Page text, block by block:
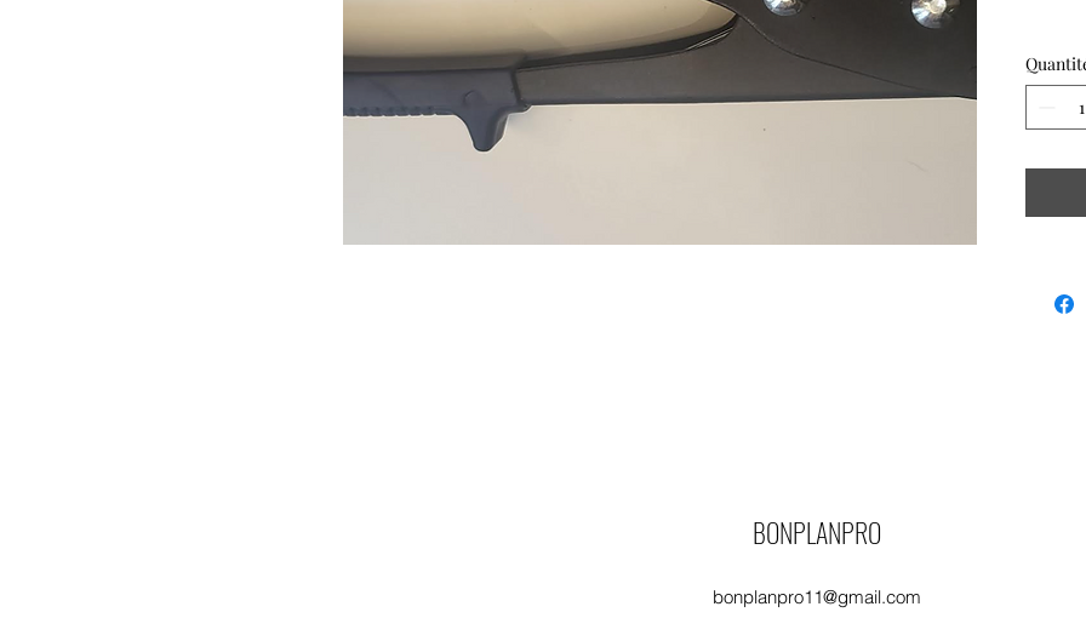
BONPLANPRO
bonplanpro11@gmail.com